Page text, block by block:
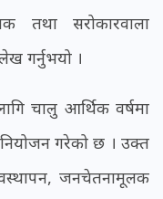
तथा सरोकारवाला
गर्नुभयो ।
चालु आर्थिक वर्षमा
गरेको छ । उक्त
जनचेतनामूलक